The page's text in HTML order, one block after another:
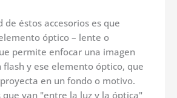
éstos accesorios es que
óptico – lente o
permite enfocar una imagen
y ese elemento óptico, que
en un fondo o motivo.
que van "entre la luz y la óptica"